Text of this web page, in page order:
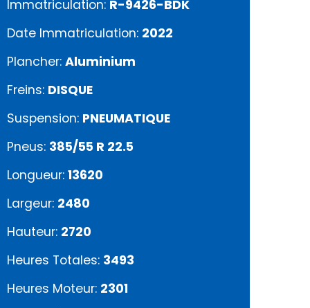
Immatriculation: R-9426-BDK
Date Immatriculation: 2022
Plancher: Aluminium
Freins: DISQUE
Suspension: PNEUMATIQUE
Pneus: 385/55 R 22.5
Longueur: 13620
Largeur: 2480
Hauteur: 2720
Heures Totales: 3493
Heures Moteur: 2301